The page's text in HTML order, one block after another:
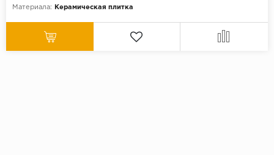
Материала:
Керамическая плитка